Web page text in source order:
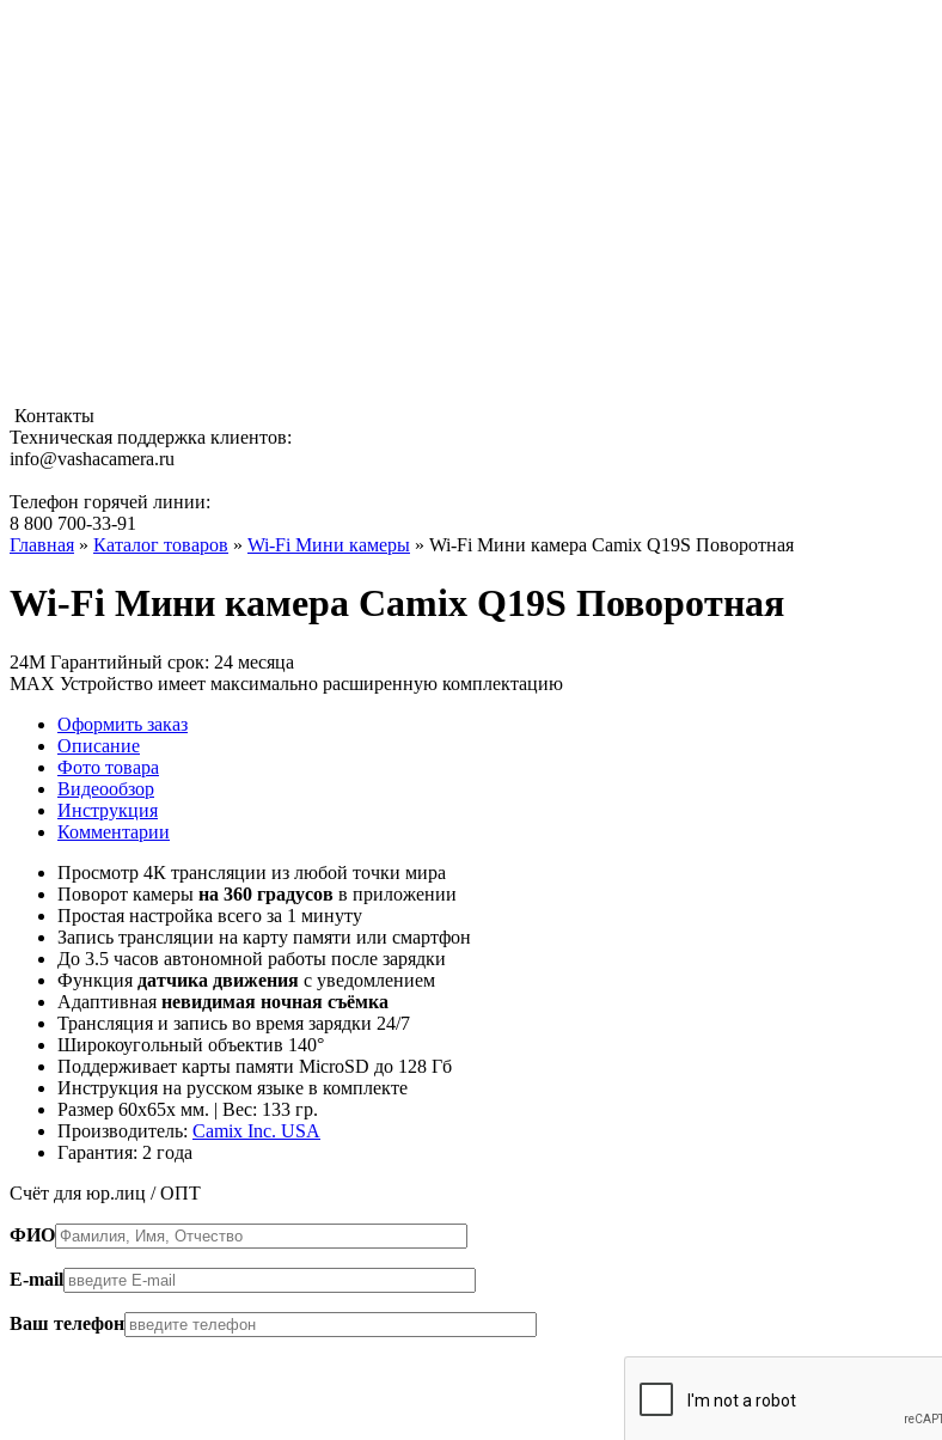
Контакты
Техническая поддержка клиентов:
info@vashacamera.ru
Телефон горячей линии:
8 800 700-33-91
Главная » Каталог товаров » Wi-Fi Мини камеры » Wi-Fi Мини камера Camix Q19S Поворотная
Wi-Fi Мини камера Camix Q19S Поворотная
24М Гарантийный срок: 24 месяца
MAX Устройство имеет максимально расширенную комплектацию
Оформить заказ
Описание
Фото товара
Видеообзор
Инструкция
Комментарии
Просмотр 4К трансляции из любой точки мира
Поворот камеры на 360 градусов в приложении
Простая настройка всего за 1 минуту
Запись трансляции на карту памяти или смартфон
До 3.5 часов автономной работы после зарядки
Функция датчика движения с уведомлением
Адаптивная невидимая ночная съёмка
Трансляция и запись во время зарядки 24/7
Широкоугольный объектив 140°
Поддерживает карты памяти MicroSD до 128 Гб
Инструкция на русском языке в комплекте
Размер 60х65х мм. | Вес: 133 гр.
Производитель: Camix Inc. USA
Гарантия: 2 года
Счёт для юр.лиц / ОПТ
ФИО
E-mail
Ваш телефон